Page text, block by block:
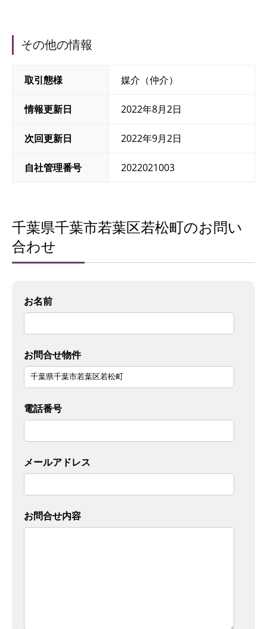
その他の情報
取引態様 媒介（仲介）
情報更新日 2022年8月2日
次回更新日 2022年9月2日
自社管理番号 2022021003
千葉県千葉市若葉区若松町のお問い
合わせ
お名前
お問合せ物件
電話番号
メールアドレス
お問合せ内容